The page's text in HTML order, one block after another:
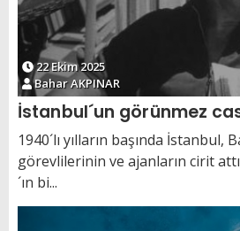
22 Ekim 2025
Bahar AKPINAR
İstanbul´un görünmez
1940´lı yılların başında İstanbul,
görevlilerinin ve ajanların cirit
´ın bi...